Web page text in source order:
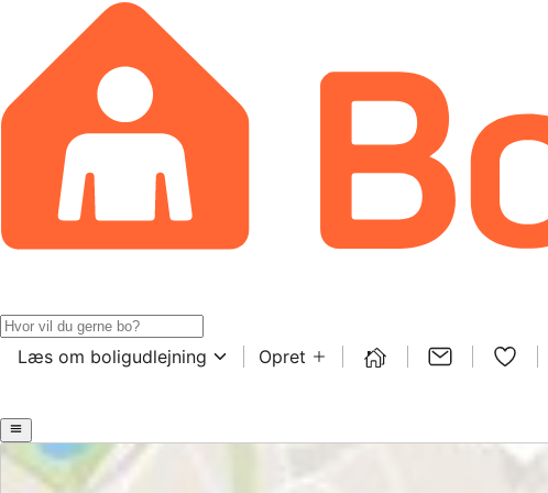
Læs om boligudlejning Opret